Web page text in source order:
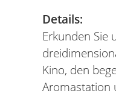
Details:
Erkunden Sie
Kino, den
Aromastation